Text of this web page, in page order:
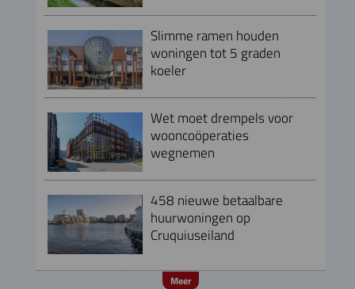
Slimme ramen houden
woningen tot 5 graden
koeler
Wet moet drempels voor
wooncoöperaties
wegnemen
458 nieuwe betaalbare
huurwoningen op
Cruquiuseiland
Meer